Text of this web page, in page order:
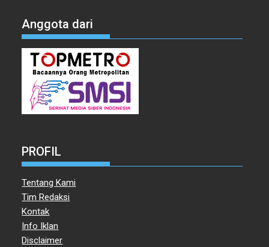
Anggota dari
PROFIL
Tentang Kami
Tim Redaksi
Kontak
Info Iklan
Disclaimer